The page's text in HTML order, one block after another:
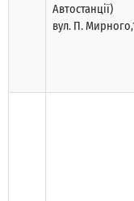
Автостанції)
вул. П.